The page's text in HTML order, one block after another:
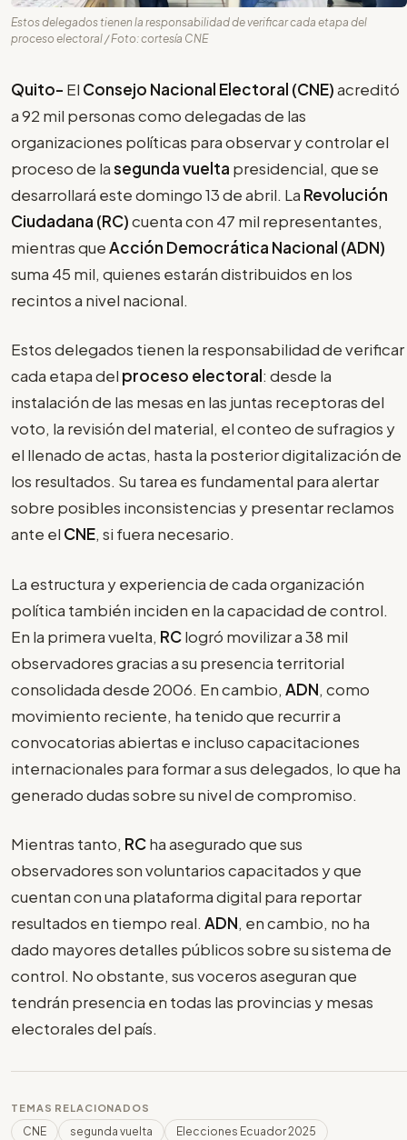
Estos delegados tienen la responsabilidad de verificar cada etapa del
proceso electoral / Foto: cortesía CNE
Quito- El Consejo Nacional Electoral (CNE)acreditó
a 92 mil personas como delegadas de las
organizaciones políticas para observar y controlar el
proceso de lasegunda vuelta presidencial, que se
desarrollará este domingo 13 de abril. La Revolución
Ciudadana (RC)cuenta con 47 mil representantes,
mientras queAcción Democrática Nacional (ADN)
suma 45 mil, quienes estarán distribuidos en los
recintos a nivel nacional.
Estos delegados tienen la responsabilidad de verificar
cada etapa del proceso electoral: desde la
instalación de las mesas en las juntas receptoras del
voto, la revisión del material, el conteo de sufragios y
el llenado de actas, hasta la posterior digitalización de
los resultados. Su tarea es fundamental para alertar
sobre posibles inconsistencias y presentar reclamos
ante el CNE, si fuera necesario.
La estructura y experiencia de cada organización
política también inciden en la capacidad de control.
En la primera vuelta, RClogró movilizar a 38 mil
observadores gracias a su presencia territorial
consolidada desde 2006. En cambio, ADN, como
movimiento reciente, ha tenido que recurrir a
convocatorias abiertas e incluso capacitaciones
internacionales para formar a sus delegados, lo que ha
generado dudas sobre su nivel de compromiso.
Mientras tanto, RCha asegurado que sus
observadores son voluntarios capacitados y que
cuentan con una plataforma digital para reportar
resultados en tiempo real. ADN, en cambio, no ha
dado mayores detalles públicos sobre su sistema de
control. No obstante, sus voceros aseguran que
tendrán presencia en todas las provincias y mesas
electorales del país.
TEMAS RELACIONADOS
CNE segunda vuelta
Elecciones Ecuador 2025